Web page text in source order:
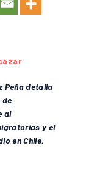
Peña detalla
al
y el
en Chile.